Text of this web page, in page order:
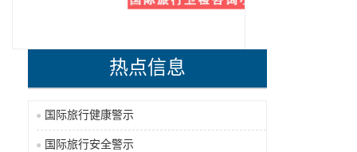
热点信息
国际旅行健康警示
国际旅行安全警示